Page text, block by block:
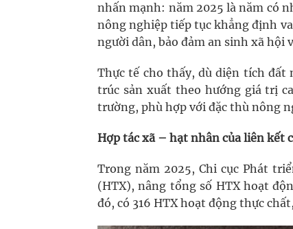
nhấn mạnh: năm 2025 là năm có
nông nghiệp tiếp tục khẳng định
người dân, bảo đảm an sinh xã hội
Thực tế cho thấy, dù diện tích đất
trúc sản xuất theo hướng giá trị
trường, phù hợp với đặc thù nông
Hợp tác xã – hạt nhân của liên kết
Trong năm 2025, Chi cục Phát
(HTX), nâng tổng số HTX hoạt
đó, có 316 HTX hoạt động thực